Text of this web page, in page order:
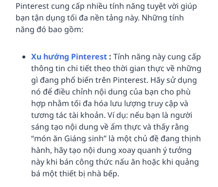
Pinterest cung cấp nhiều tính năng tuyệt vời giúp
bạn tận dụng tối đa nền tảng này. Những tính
năng đó bao gồm:
Xu hướng Pinterest : Tính năng này cung cấp
thông tin chi tiết theo thời gian thực về những
gì đang phổ biến trên Pinterest. Hãy sử dụng
nó để điều chỉnh nội dung của bạn cho phù
hợp nhằm tối đa hóa lưu lượng truy cập và
tương tác tài khoản. Ví dụ: nếu bạn là người
sáng tạo nội dung về ẩm thực và thấy rằng
“món ăn Giáng sinh” là một chủ đề đang thịnh
hành, hãy tạo nội dung xoay quanh ý tưởng
này khi bán công thức nấu ăn hoặc khi quảng
bá một thiết bị nhà bếp.